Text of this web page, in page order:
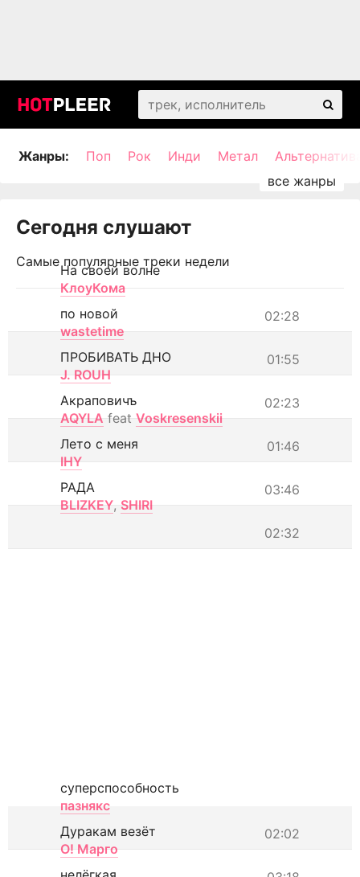
Жанры: Поп Рок Инди Метал
Сегодня слушают
Самые популярные треки недели
На своей волне
КлоуКома
02:28
по новой
wastetime
01:55
ПРОБИВАТЬ ДНО
J. ROUH
02:23
Акраповичъ
AQYLA feat Voskresenskii
01:46
Лето с меня
IHY
03:46
РАДА
BLIZKEY, SHIRI
02:32
суперспособность
пазнякс
02:02
Дуракам везёт
О! Марго